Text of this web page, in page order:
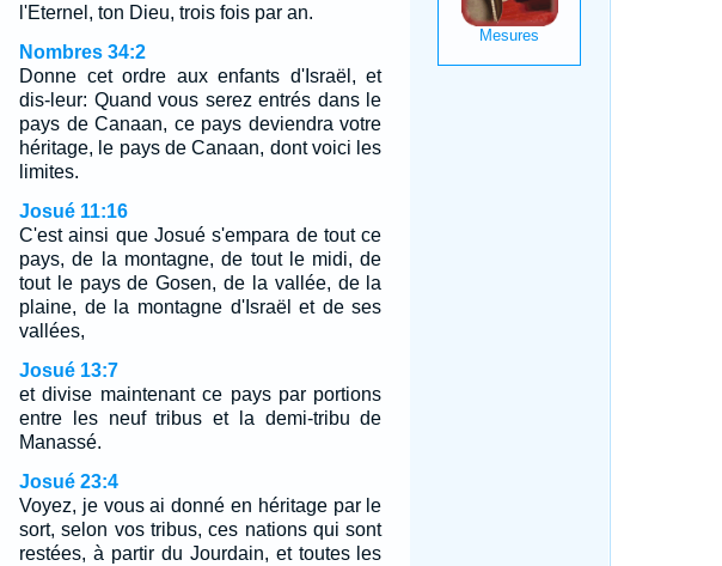
l'Eternel, ton Dieu, trois fois par an.
Nombres 34:2
Donne cet ordre aux enfants d'Israël, et
dis-leur: Quand vous serez entrés dans le
pays de Canaan, ce pays deviendra votre
héritage, le pays de Canaan, dont voici les
limites.
Josué 11:16
C'est ainsi que Josué s'empara de tout ce
pays, de la montagne, de tout le midi, de
tout le pays de Gosen, de la vallée, de la
plaine, de la montagne d'Israël et de ses
vallées,
Josué 13:7
et divise maintenant ce pays par portions
entre les neuf tribus et la demi-tribu de
Manassé.
Josué 23:4
Voyez, je vous ai donné en héritage par le
sort, selon vos tribus, ces nations qui sont
restées, à partir du Jourdain, et toutes les